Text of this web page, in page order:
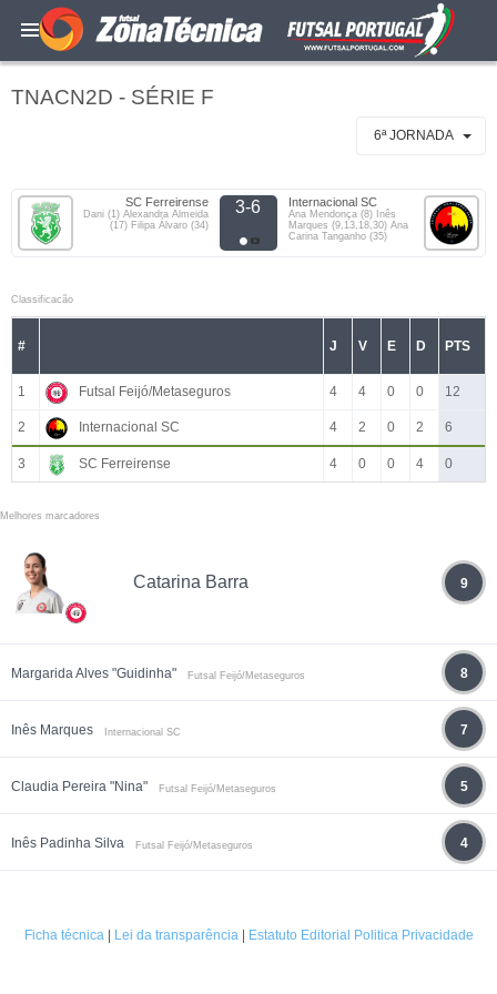
TNACN2D - SÉRIE F
6ª JORNADA
SC Ferreirense
Dani (1) Alexandra Almeida
(17) Filipa Álvaro (34)
3-6 Internacional SC
Ana Mendonça (8) Inês
Marques (9,13,18,30) Ana
Carina Tanganho (35)
Classificacão
# J V E D PTS
1 Futsal Feijó/Metaseguros 4 4 0 0 12
2 Internacional SC 4 2 0 2 6
3 SC Ferreirense 4 0 0 4 0
Melhores marcadores
Catarina Barra 9
Margarida Alves "Guidinha" Futsal Feijó/Metaseguros 8
Inês Marques Internacional SC 7
Claudia Pereira "Nina" Futsal Feijó/Metaseguros 5
Inês Padinha Silva Futsal Feijó/Metaseguros 4
Ficha técnica| Lei da transparência| Estatuto Editorial Politica Privacidade